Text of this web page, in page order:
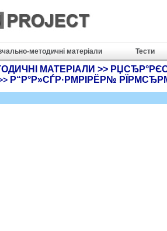
методичні матеріали Тести
МАТЕРІАЛИ >>
Р“Р°Р»СЃР·РΜРІРЁР№